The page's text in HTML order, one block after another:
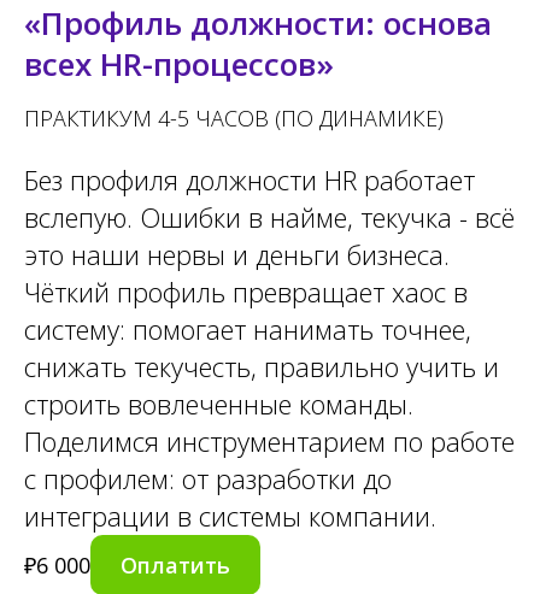
«Профиль должности: основа
всех HR-процессов»
ПРАКТИКУМ 4-5 ЧАСОВ (ПО ДИНАМИКЕ)
Без профиля должности HR работает
вслепую. Ошибки в найме, текучка - всё
это наши нервы и деньги бизнеса.
Чёткий профиль превращает хаос в
систему: помогает нанимать точнее,
снижать текучесть, правильно учить и
строить вовлеченные команды.
Поделимся инструментарием по работе
с профилем: от разработки до
интеграции в системы компании.
₽6 000 Оплатить